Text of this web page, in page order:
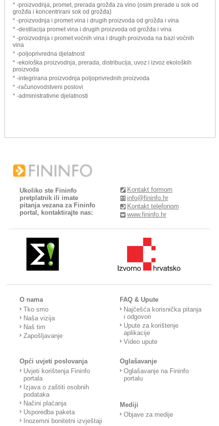
* -proizvodnja, promet, prerada grožđa za vino (osim prerade u sok od
grožđa i koncentrirani sok od grožđa)
* -proizvodnja i promet vina i drugih proizvoda od grožđa i vina
* -destilacija promet vina i drugih proizvoda od grožđa i vina
* -proizvodnja i promet voćnih vina i drugih proizvoda na bazi voćnih
vina
* -poljoprivredna djelatnost
* -ekološka proizvodnja, prerada, distribucija, uvoz i izvoz ekoloških
proizvoda
* -integrirana proizvodnja poljoprivrednih proizvoda
* -računovodstveni poslovi
* -administrativne djelatnosti
Ukoliko ste Fininfo
pretplatnik ili imate
pitanja vezana za Fininfo
portal, kontaktirajte nas:
Kontakt formom
info@fininfo.hr
Kontakt telefonom
www.fininfo.hr
O nama
Tko smo
Naša vizija
Naš tim
Zapošljavanje
FAQ & Upute
Najčešća korisnička pitanja
i odgovori
Upute za korištenje
aplikacije
Video upute
Opći uvjeti poslovanja
Uvjeti korištenja Fininfo
portala
Izjava o zaštiti osobnih
podataka
Načini plaćanja
Usporedba paketa
Inozemni bonitetni izvještaji
Oglašavanje
Oglašavanje na Fininfo
portalu
Mediji
Objave za medije